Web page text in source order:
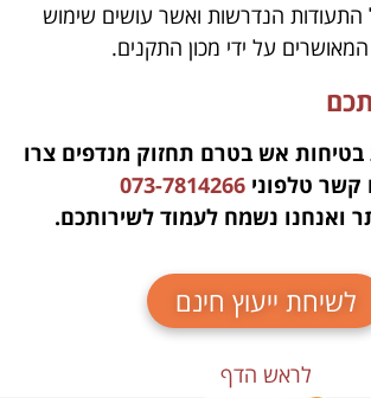
הנדרשות ואשר עושים שימוש
על ידי מכון התקנים.
אש בטרם תחזוק מנדפים צרו
קשר טלפוני 073-7814266
ואנחנו נשמח לעמוד לשירותכם.
לשיחת ייעוץ חינם
לראש הדף